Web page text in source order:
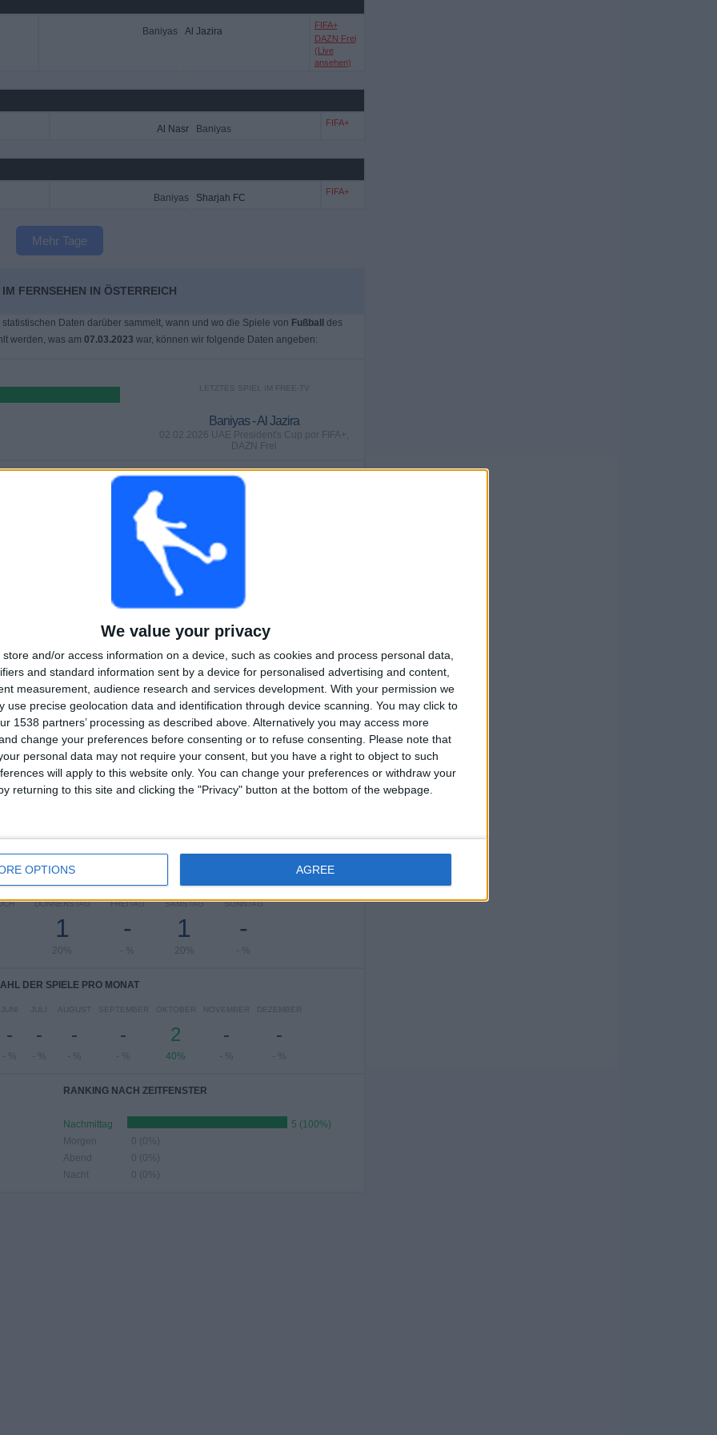
We value your privacy
store and/or access information on a device, such as cookies and process personal data,
and standard information sent by a device for personalised advertising and content,
measurement, audience research and services development. With your permission we
use precise geolocation data and identification through device scanning. You may click to
1538 partners’ processing as described above. Alternatively you may access more
change your preferences before consenting or to refuse consenting.
Please note that
personal data may not require your consent, but you have a right to object to such
will apply to this website only. You can change your preferences or withdraw your
returning to this site and clicking the "Privacy" button at the bottom of the webpage.
OPTIONS AGREE
Baniyas Al Jazira
FIFA+
DAZN Frei
(Live
ansehen)
Al Nasr Baniyas
FIFA+
Baniyas Sharjah FC
FIFA+
Mehr Tage
FERNSEHEN IN ÖSTERREICH
Daten darüber sammelt, wann und wo die Spiele von Fußball
des
werden, was am 07.03.2023 war, können wir folgende Daten angeben:
LETZTES SPIEL IM FREE-TV
Baniyas - Al Jazira
02.02.2026 UAE President's Cup por FIFA+,
DAZN Frei
OHNE GRATIS-
SPIELE
0
AUFEINANDERFOLGENDE
PAY-TV-SPIELE
5
GEGNER
1
VS Dibba Al
Fujairah
1
BEWERBE
RANKING NACH BEWERBEN
UAE President's Cup 5 (100%)
Gesamtes Ranking anzeigen
DONNERSTAG
1
20%
FREITAG
-
- %
SAMSTAG
1
20%
SONNTAG
-
- %
DER SPIELE PRO MONAT
JUNI
-
- %
JULI
-
- %
AUGUST
-
- %
SEPTEMBER
-
- %
OKTOBER
2
40%
NOVEMBER
-
- %
DEZEMBER
-
- %
RANKING NACH ZEITFENSTER
Nachmittag
5 (100%)
Morgen
0 (0%)
Abend
0 (0%)
Nacht
0 (0%)